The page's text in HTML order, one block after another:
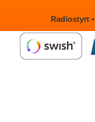
Radiostyrt•